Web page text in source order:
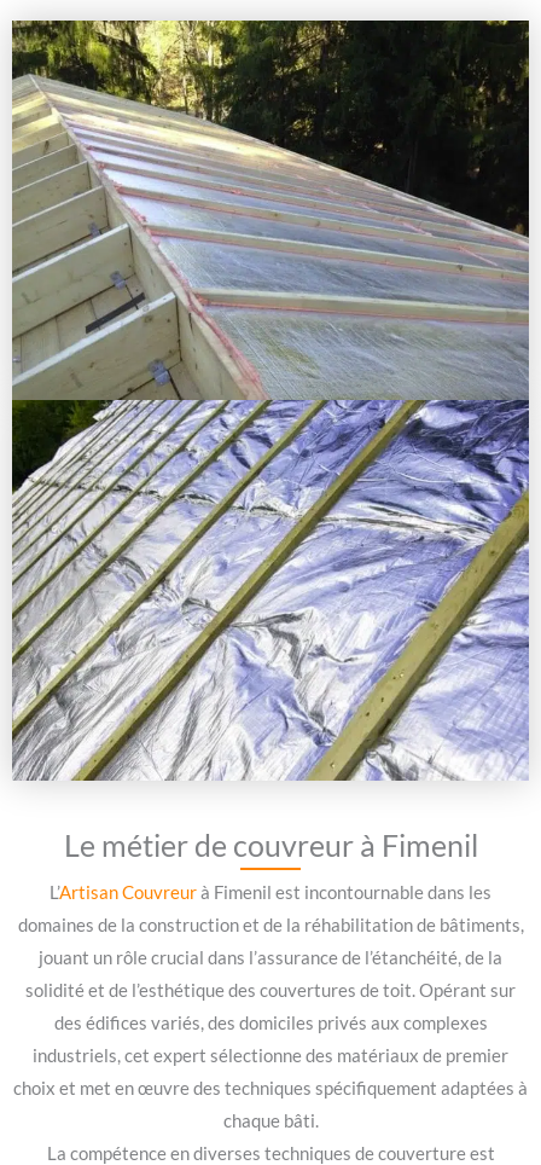
Le métier de couvreur à Fimenil
L’Artisan Couvreurà Fimenil est incontournable dans les
domaines de la construction et de la réhabilitation de bâtiments,
jouant un rôle crucial dans l’assurance de l’étanchéité, de la
solidité et de l’esthétique des couvertures de toit. Opérant sur
des édifices variés, des domiciles privés aux complexes
industriels, cet expert sélectionne des matériaux de premier
choix et met en œuvre des techniques spécifiquement adaptées à
chaque bâti.
La compétence en diverses techniques de couverture est